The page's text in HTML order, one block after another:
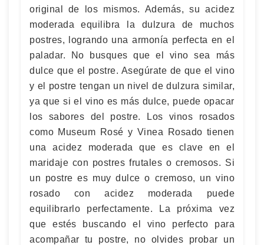
original de los mismos. Además, su acidez
moderada equilibra la dulzura de muchos
postres, logrando una armonía perfecta en el
paladar. No busques que el vino sea más
dulce que el postre. Asegúrate de que el vino
y el postre tengan un nivel de dulzura similar,
ya que si el vino es más dulce, puede opacar
los sabores del postre. Los vinos rosados
como Museum Rosé y Vinea Rosado tienen
una acidez moderada que es clave en el
maridaje con postres frutales o cremosos. Si
un postre es muy dulce o cremoso, un vino
rosado con acidez moderada puede
equilibrarlo perfectamente. La próxima vez
que estés buscando el vino perfecto para
acompañar tu postre, no olvides probar un